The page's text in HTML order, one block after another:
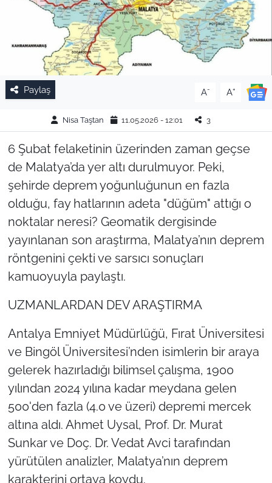
Paylaş A- A+
Nisa Taştan 11.05.2026 - 12:01 3
6 Şubat felaketinin üzerinden zaman geçse
de Malatya’da yer altı durulmuyor. Peki,
şehirde deprem yoğunluğunun en fazla
olduğu, fay hatlarının adeta "düğüm" attığı o
noktalar neresi? Geomatik dergisinde
yayınlanan son araştırma, Malatya’nın deprem
röntgenini çekti ve sarsıcı sonuçları
kamuoyuyla paylaştı.
UZMANLARDAN DEV ARAŞTIRMA
Antalya Emniyet Müdürlüğü, Fırat Üniversitesi
ve Bingöl Üniversitesi’nden isimlerin bir araya
gelerek hazırladığı bilimsel çalışma, 1900
yılından 2024 yılına kadar meydana gelen
500'den fazla (4.0 ve üzeri) depremi mercek
altına aldı. Ahmet Uysal, Prof. Dr. Murat
Sunkar ve Doç. Dr. Vedat Avci tarafından
yürütülen analizler, Malatya’nın deprem
karakterini ortaya koydu.